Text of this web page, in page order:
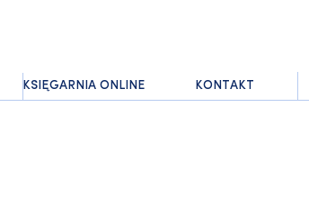
KSIĘGARNIA ONLINE KONTAKT